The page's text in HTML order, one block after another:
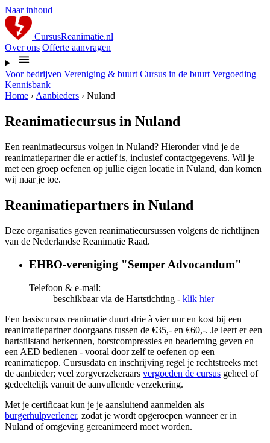
Naar inhoud
CursusReanimatie.nl
Over ons Offerte aanvragen
Voor bedrijven Vereniging & buurt Cursus in de buurt Vergoeding
Kennisbank
Home › Aanbieders › Nuland
Reanimatiecursus in Nuland
Een reanimatiecursus volgen in Nuland? Hieronder vind je de
reanimatiepartner die er actief is, inclusief contactgegevens. Wil je
met een groep oefenen op jullie eigen locatie in Nuland, dan komen
wij naar je toe.
Reanimatiepartners in Nuland
Deze organisaties geven reanimatiecursussen volgens de richtlijnen
van de Nederlandse Reanimatie Raad.
EHBO-vereniging "Semper Advocandum"
Telefoon & e-mail:
beschikbaar via de Hartstichting - klik hier
Een basiscursus reanimatie duurt drie à vier uur en kost bij een
reanimatiepartner doorgaans tussen de €35,- en €60,-. Je leert er een
hartstilstand herkennen, borstcompressies en beademing geven en
een AED bedienen - vooral door zelf te oefenen op een
reanimatiepop. Cursusdata en inschrijving regel je rechtstreeks met
de aanbieder; veel zorgverzekeraars vergoeden de cursus geheel of
gedeeltelijk vanuit de aanvullende verzekering.
Met je certificaat kun je je aansluitend aanmelden als
burgerhulpverlener, zodat je wordt opgeroepen wanneer er in
Nuland of omgeving gereanimeerd moet worden.